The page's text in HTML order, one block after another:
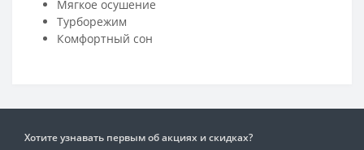
Мягкое осушение
Турборежим
Комфортный сон
Хотите узнавать первым об акциях и скидках?